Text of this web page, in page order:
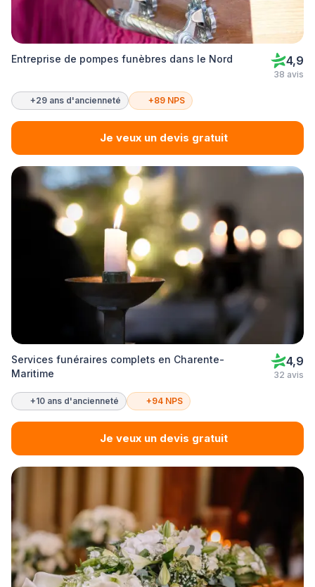
Entreprise de pompes funèbres dans le Nord 4,9
38 avis
+29 ans d'ancienneté +89 NPS
Je veux un devis gratuit
Services funéraires complets en Charente-
Maritime
4,9
32 avis
+10 ans d'ancienneté +94 NPS
Je veux un devis gratuit